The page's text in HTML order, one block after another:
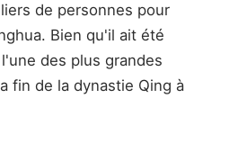
de personnes pour
Bien qu'il ait été
des plus grandes
fin de la dynastie Qing à